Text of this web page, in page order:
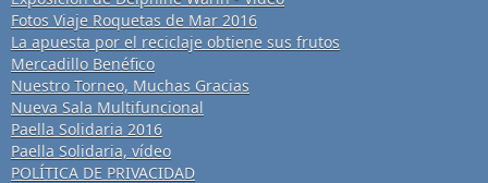
Fotos Viaje Roquetas de Mar 2016
La apuesta por el reciclaje obtiene sus frutos
Mercadillo Benéfico
Nuestro Torneo, Muchas Gracias
Nueva Sala Multifuncional
Paella Solidaria 2016
Paella Solidaria, vídeo
POLÍTICA DE PRIVACIDAD